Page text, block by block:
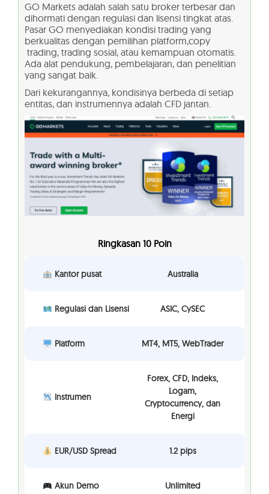
GO Markets adalah salah satu broker terbesar dan
dihormati dengan regulasi dan lisensi tingkat atas.
Pasar GO menyediakan kondisi trading yang
berkualitas dengan pemilihan platform,copy
trading, trading sosial, atau kemampuan otomatis.
Ada alat pendukung, pembelajaran, dan penelitian
yang sangat baik.
Dari kekurangannya, kondisinya berbeda di setiap
entitas, dan instrumennya adalah CFD jantan.
Ringkasan 10 Poin
Kantor pusat Australia
Regulasi dan Lisensi ASIC, CySEC
Platform MT4, MT5, WebTrader
Instrumen
Forex, CFD, Indeks,
Logam,
Cryptocurrency, dan
Energi
EUR/USD Spread 1.2 pips
Akun Demo Unlimited